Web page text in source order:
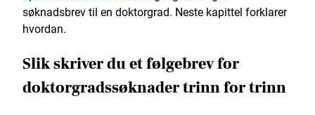
søknadsbrev til en doktorgrad. Neste kapittel forklarer
hvordan.
Slik skriver du et følgebrev for
doktorgradssøknader trinn for trinn